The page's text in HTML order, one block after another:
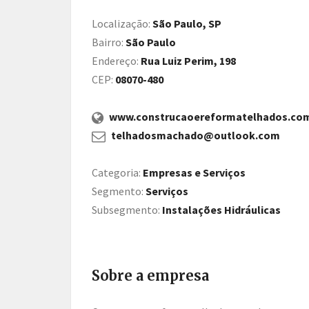
Localização: São Paulo, SP
Bairro: São Paulo
Endereço: Rua Luiz Perim, 198
CEP: 08070-480
telhadosmachado@outlook.com
Categoria: Empresas e Serviços
Segmento: Serviços
Subsegmento: Instalações Hidráulicas
Sobre a empresa